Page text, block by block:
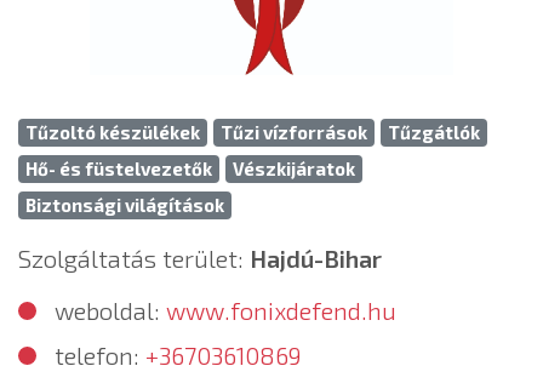
Tűzoltó készülékek Tűzi vízforrások
Tűzgátlók
Hő- és füstelvezetők
Vészkijáratok
Biztonsági világítások
Szolgáltatás terület: Hajdú-Bihar
weboldal: www.fonixdefend.hu
telefon: +36703610869